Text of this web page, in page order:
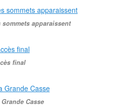
apparaissent
final
Casse